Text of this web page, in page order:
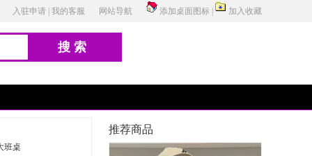
入驻申请 我的客服 网站导航 添加桌面图标 加入收藏
搜索
班桌
推荐商品